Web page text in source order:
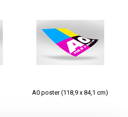
A0 poster (118,9 x 84,1 cm)